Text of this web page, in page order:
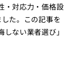
・対応力・価格設
た。この記事を
ない業者選び」